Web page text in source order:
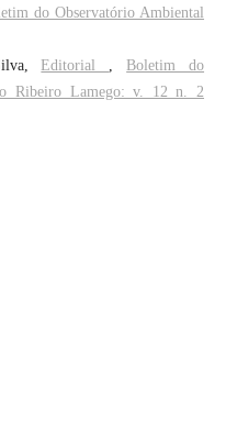
do Observatório Ambiental
Editorial
Boletim do
Ribeiro Lamego: v. 12 n. 2